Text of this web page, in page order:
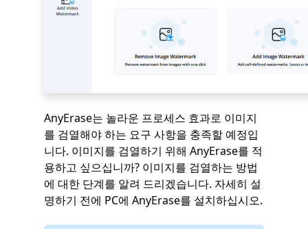
AnyErase는 놀라운 프로세스 효과로 이미지
를 검열해야 하는 요구 사항을 충족할 예정입
니다. 이미지를 검열하기 위해 AnyErase를 적
용하고 싶으십니까? 이미지를 검열하는 방법
에 대한 단계를 알려 드리겠습니다. 자세히 설
명하기 전에 PC에 AnyErase를 설치하십시오.